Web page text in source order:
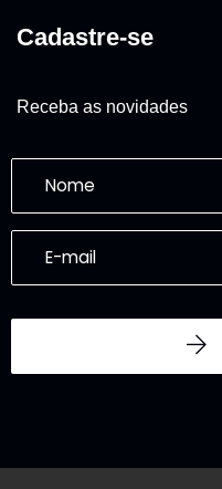
Cadastre-se
Receba as novidades